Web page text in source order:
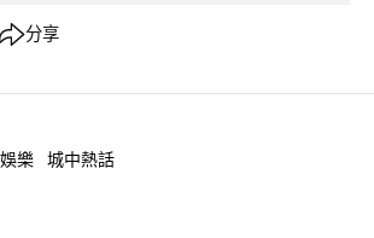
分享
樂 城中熱話